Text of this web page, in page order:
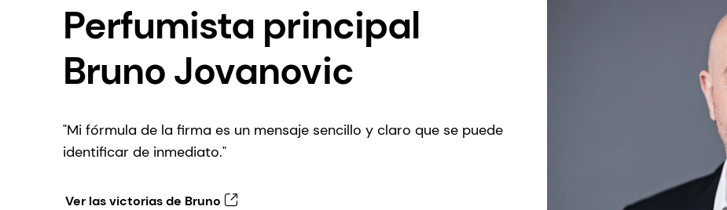
Perfumista principal
Bruno Jovanovic
"Mi fórmula de la firma es un mensaje sencillo y claro que se puede
identificar de inmediato."
Ver las victorias de Bruno